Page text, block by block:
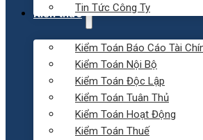
Tin Tức Công Ty
Kiến thức
Kiểm Toán Báo Cáo Tài
Kiểm Toán Nội Bộ
Kiểm Toán Độc Lập
Kiểm Toán Tuân Thủ
Kiểm Toán Hoạt Động
Kiểm Toán Thuế